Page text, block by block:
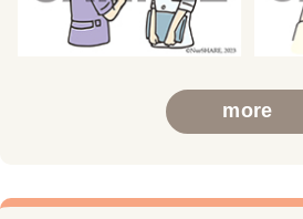
more